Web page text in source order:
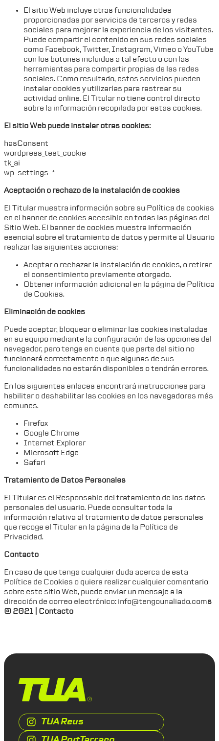
El sitio Web incluye otras funcionalidades
proporcionadas por servicios de terceros y redes
sociales para mejorar la experiencia de los visitantes.
Puede compartir el contenido en sus redes sociales
como Facebook, Twitter, Instagram, Vimeo o YouTube
con los botones incluidos a tal efecto o con las
herramientas para compartir propias de las redes
sociales. Como resultado, estos servicios pueden
instalar cookies y utilizarlas para rastrear su
actividad online. El Titular no tiene control directo
sobre la información recopilada por estas cookies.
El sitio Web puede instalar otras cookies:
hasConsent
wordpress_test_cookie
tk_ai
wp-settings-*
Aceptación o rechazo de la instalación de cookies
El Titular muestra información sobre su Política de cookies
en el banner de cookies accesible en todas las páginas del
Sitio Web. El banner de cookies muestra información
esencial sobre el tratamiento de datos y permite al Usuario
realizar las siguientes acciones:
Aceptar o rechazar la instalación de cookies, o retirar
el consentimiento previamente otorgado.
Obtener información adicional en la página de Política
de Cookies.
Eliminación de cookies
Puede aceptar, bloquear o eliminar las cookies instaladas
en su equipo mediante la configuración de las opciones del
navegador, pero tenga en cuenta que parte del sitio no
funcionará correctamente o que algunas de sus
funcionalidades no estarán disponibles o tendrán errores.
En los siguientes enlaces encontrará instrucciones para
habilitar o deshabilitar las cookies en los navegadores más
comunes.
Firefox
Google Chrome
Internet Explorer
Microsoft Edge
Safari
Tratamiento de Datos Personales
El Titular es el Responsable del tratamiento de los datos
personales del usuario. Puede consultar toda la
información relativa al tratamiento de datos personales
que recoge el Titular en la página de la Política de
Privacidad.
Contacto
En caso de que tenga cualquier duda acerca de esta
Política de Cookies o quiera realizar cualquier comentario
sobre este sitio Web, puede enviar un mensaje a la
dirección de correo electrónico: info@tengounaliado.coms
© 2021 | Contacto
TUA Reus